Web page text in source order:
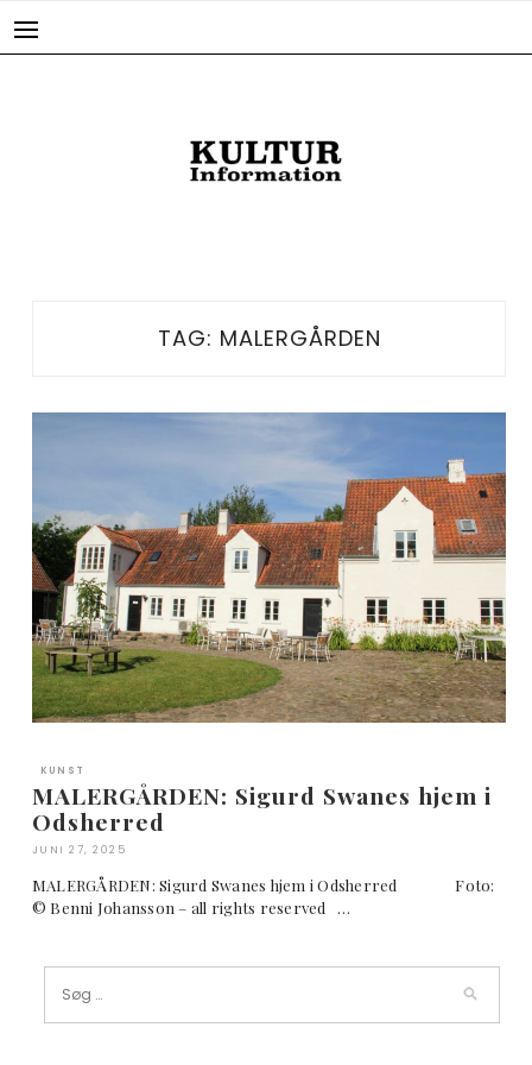
TAG: MALERGÅRDEN
KUNST
MALERGÅRDEN: Sigurd Swanes hjem i
Odsherred
JUNI 27, 2025
MALERGÅRDEN: Sigurd Swanes hjem i Odsherred Foto:
© Benni Johansson – all rights reserved …